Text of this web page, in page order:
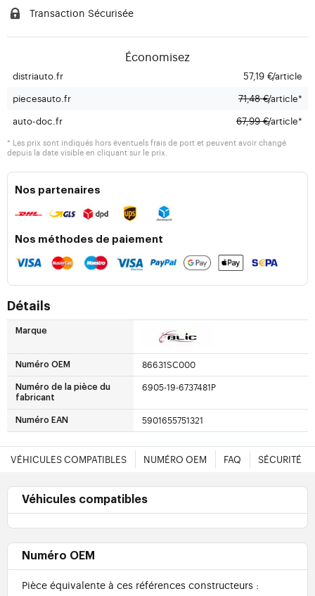
Transaction Sécurisée
Économisez
distriauto.fr 57,19 €/article
piecesauto.fr
71,48 €/article*
auto-doc.fr
67,99 €/article*
* Les prix sont indiqués hors éventuels frais de port et peuvent avoir changé
depuis la date visible en cliquant sur le prix.
Nos partenaires
Nos méthodes de paiement
Détails
Marque
Numéro OEM 86631SC000
Numéro de la pièce du
fabricant
6905-19-6737481P
Numéro EAN 5901655751321
VÉHICULES COMPATIBLES NUMÉRO OEM FAQ SÉCURITÉ
Véhicules compatibles
Numéro OEM
Pièce équivalente à ces références constructeurs :